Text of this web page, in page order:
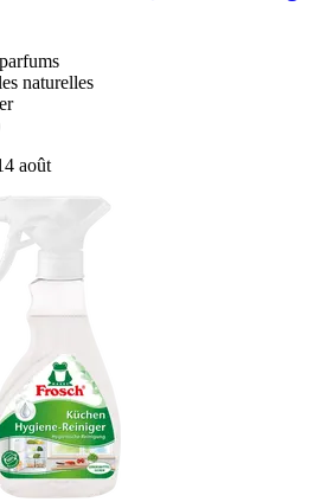
naturelles
août